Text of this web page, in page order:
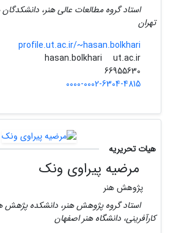
استاد گروه مطالعات عالی هنر، دانشکدگان
تهران
profile.ut.ac.ir/~hasan.bolkhari
hasan.bolkhari
ut.ac.ir
0000-0002-6304-4815
هیات تحریریه
مرضیه پیراوی ونک
پژوهش هنر
استاد گروه پژوهش هنر، دانشکده پژهش
کارآفرینی، دانشگاه هنر اصفهان